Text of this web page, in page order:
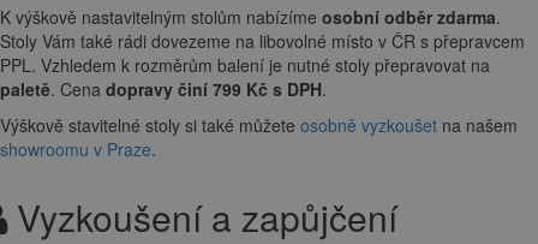
K výškově nastavitelným stolům nabízíme osobní odběr zdarma.
Stoly Vám také rádi dovezeme na libovolné místo v ČR s přepravcem
PPL. Vzhledem k rozměrům balení je nutné stoly přepravovat na
paletě. Cena dopravy činí 799 Kč s DPH.
Výškově stavitelné stoly si také můžete osobně vyzkoušet na našem
showroomu v Praze.
Vyzkoušení a zapůjčení